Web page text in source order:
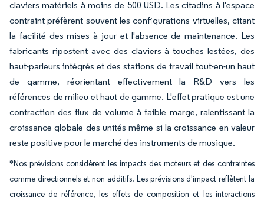
claviers matériels à moins de 500 USD. Les citadins à l'espace
contraint préfèrent souvent les configurations virtuelles, citant
la facilité des mises à jour et l'absence de maintenance. Les
fabricants ripostent avec des claviers à touches lestées, des
haut-parleurs intégrés et des stations de travail tout-en-un haut
de gamme, réorientant effectivement la R&D vers les
références de milieu et haut de gamme. L'effet pratique est une
contraction des flux de volume à faible marge, ralentissant la
croissance globale des unités même si la croissance en valeur
reste positive pour le marché des instruments de musique.
*Nos prévisions considèrent les impacts des moteurs et des contraintes
comme directionnels et non additifs. Les prévisions d'impact reflètent la
croissance de référence, les effets de composition et les interactions